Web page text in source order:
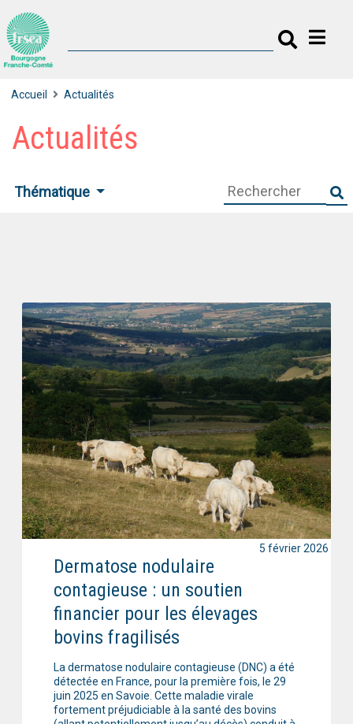
Accueil Actualités
Actualités
Thématique
Dermatose nodulaire
contagieuse : un soutien
financier pour les élevages
bovins fragilisés
La dermatose nodulaire contagieuse (DNC) a été
détectée en France, pour la première fois, le 29
juin 2025 en Savoie. Cette maladie virale
fortement préjudiciable à la santé des bovins
5 février 2026